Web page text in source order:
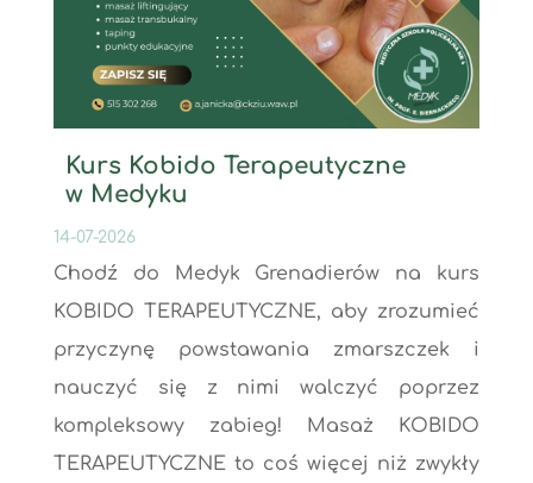
Kurs Kobido Terapeutyczne
w Medyku
14-07-2026
Chodź do Medyk Grenadierów na kurs
KOBIDO TERAPEUTYCZNE, aby zrozumieć
przyczynę powstawania zmarszczek i
nauczyć się z nimi walczyć poprzez
kompleksowy zabieg! Masaż KOBIDO
TERAPEUTYCZNE to coś więcej niż zwykły